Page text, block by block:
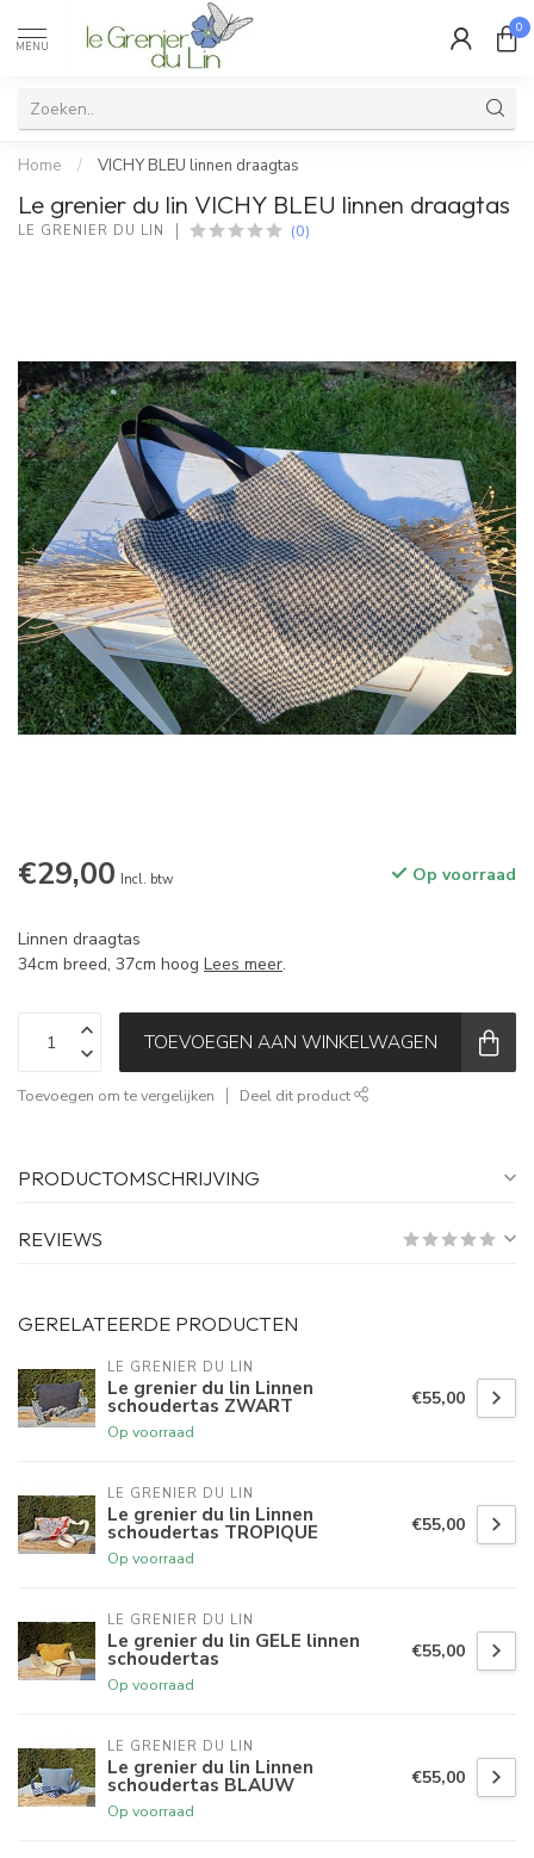
MENU
0
Home / VICHY BLEU linnen draagtas
Le grenier du lin VICHY BLEU linnen draagtas
LE GRENIER DU LIN (0)
€29,00 Incl. btw Op voorraad
Linnen draagtas
34cm breed, 37cm hoog Lees meer.
TOEVOEGEN AAN WINKELWAGEN
Toevoegen om te vergelijken Deel dit product
PRODUCTOMSCHRIJVING
REVIEWS
GERELATEERDE PRODUCTEN
LE GRENIER DU LIN
Le grenier du lin Linnen
schoudertas ZWART
Op voorraad
€55,00
LE GRENIER DU LIN
Le grenier du lin Linnen
schoudertas TROPIQUE
Op voorraad
€55,00
LE GRENIER DU LIN
Le grenier du lin GELE linnen
schoudertas
Op voorraad
€55,00
LE GRENIER DU LIN
Le grenier du lin Linnen
schoudertas BLAUW
Op voorraad
€55,00